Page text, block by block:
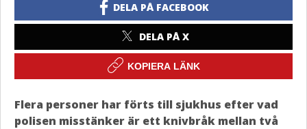
DELA PÅ FACEBOOK
DELA PÅ X
KOPIERA LÄNK
Flera personer har förts till sjukhus efter vad
polisen misstänker är ett knivbråk mellan två